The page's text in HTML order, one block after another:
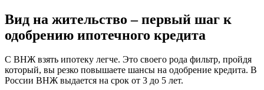
Вид на жительство – первый шаг к
одобрению ипотечного кредита
С ВНЖ взять ипотеку легче. Это своего рода фильтр, пройдя
который, вы резко повышаете шансы на одобрение кредита. В
России ВНЖ выдается на срок от 3 до 5 лет.